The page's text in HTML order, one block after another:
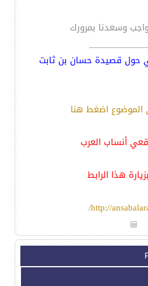
وسعدنا بمرورك
حول قصيدة حسان بن ثابت
الموضوع اضغط هنا
أنساب العرب
هذا الرابط
http://